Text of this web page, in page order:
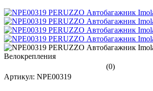
Велокрепления
(0)
Артикул: NPE00319